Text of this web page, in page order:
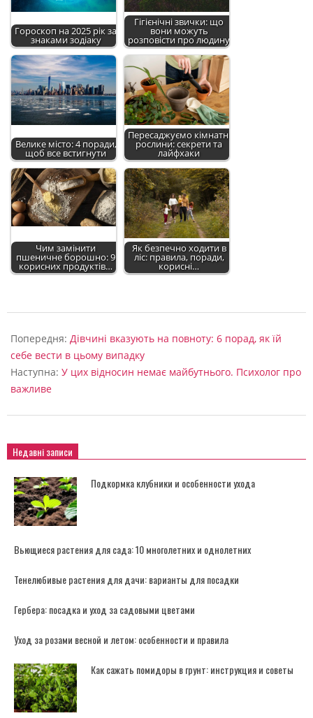
Гороскоп на 2025 рік за
знаками зодіаку
Гігієнічні звички: що
вони можуть
розповісти про людину
Велике місто: 4 поради,
щоб все встигнути
Пересаджуємо кімнатні
рослини: секрети та
лайфхаки
Чим замінити
пшеничне борошно: 9
корисних продуктів…
Як безпечно ходити в
ліс: правила, поради,
корисні…
09-
04
Попередня: Дівчині вказують на повноту: 6 порад, як їй
себе вести в цьому випадку
Наступна: У цих відносин немає майбутнього. Психолог про
важливе
Недавні записи
Подкормка клубники и особенности ухода
Вьющиеся растения для сада: 10 многолетних и однолетних
Тенелюбивые растения для дачи: варианты для посадки
Гербера: посадка и уход за садовыми цветами
Уход за розами весной и летом: особенности и правила
Как сажать помидоры в грунт: инструкция и советы